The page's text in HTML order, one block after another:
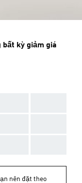
kỳ giảm giá
nên đặt theo